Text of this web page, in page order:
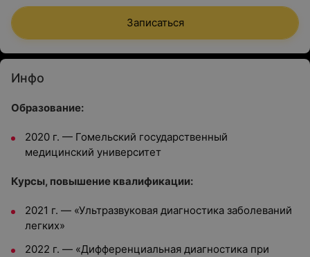
Записаться
Инфо
Образование:
2020 г. — Гомельский государственный
медицинский университет
Курсы, повышение квалификации:
2021 г. — «Ультразвуковая диагностика заболеваний
легких»
2022 г. — «Дифференциальная диагностика при